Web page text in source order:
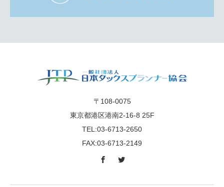
〒108-0075
東京都港区港南2-16-8 25F
TEL:03-6713-2650
FAX:03-6713-2149